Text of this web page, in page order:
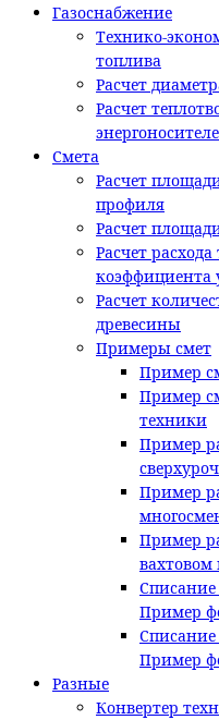
Газоснабжение
Технико-
топлива
Расчет
Расчет
Смета
Расчет
профиля
Расчет
Расчет
коэффициента
Расчет
древесины
Примеры смет
Пример
Пример
техники
Пример
Пример
Пример
вахтовом
Списание
Пример
Списание
Пример
Разные
Конвертер